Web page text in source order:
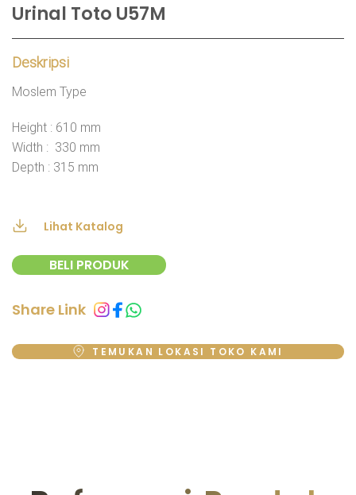
Urinal Toto U57M
Deskripsi
Moslem Type
Height : 610 mm
Width : 330 mm
Depth : 315 mm
Lihat Katalog
BELI PRODUK
Share Link
TEMUKAN LOKASI TOKO KAMI